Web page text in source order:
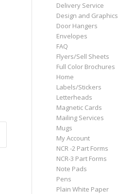
Delivery Service
Design and Graphics
Door Hangers
Envelopes
FAQ
Flyers/Sell Sheets
Full Color Brochures
Home
Labels/Stickers
Letterheads
Magnetic Cards
Mailing Services
Mugs
My Account
NCR -2 Part Forms
NCR-3 Part Forms
Note Pads
Pens
Plain White Paper